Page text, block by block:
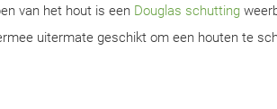
van het hout is een Douglas schutting
uitermate geschikt om een houten te